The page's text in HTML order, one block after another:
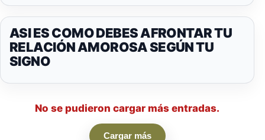
ASI ES COMO DEBES AFRONTAR TU
RELACIÓN AMOROSA SEGÚN TU
SIGNO
No se pudieron cargar más entradas.
Cargar más